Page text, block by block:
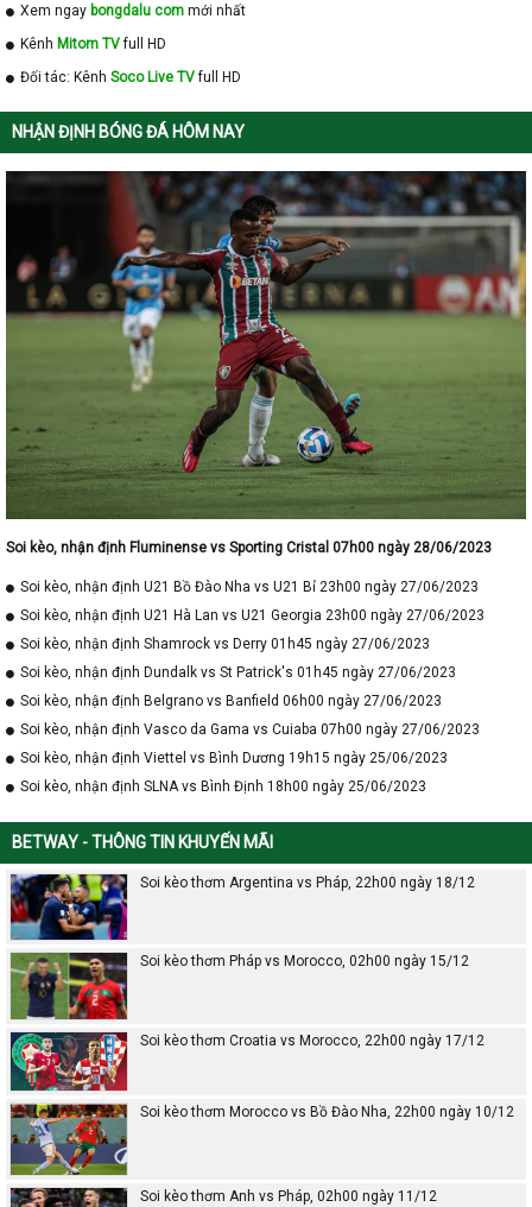
Xem ngay bongdalu com mới nhất
Kênh Mitom TVfull HD
Đối tác: Kênh Soco Live TVfull HD
NHẬN ĐỊNH BÓNG ĐÁ HÔM NAY
Soi kèo, nhận định Fluminense vs Sporting Cristal 07h00 ngày 28/06/2023
Soi kèo, nhận định U21 Bồ Đào Nha vs U21 Bỉ 23h00 ngày 27/06/2023
Soi kèo, nhận định U21 Hà Lan vs U21 Georgia 23h00 ngày 27/06/2023
Soi kèo, nhận định Shamrock vs Derry 01h45 ngày 27/06/2023
Soi kèo, nhận định Dundalk vs St Patrick's 01h45 ngày 27/06/2023
Soi kèo, nhận định Belgrano vs Banfield 06h00 ngày 27/06/2023
Soi kèo, nhận định Vasco da Gama vs Cuiaba 07h00 ngày 27/06/2023
Soi kèo, nhận định Viettel vs Bình Dương 19h15 ngày 25/06/2023
Soi kèo, nhận định SLNA vs Bình Định 18h00 ngày 25/06/2023
BETWAY - THÔNG TIN KHUYẾN MÃI
Soi kèo thơm Argentina vs Pháp, 22h00 ngày 18/12
Soi kèo thơm Pháp vs Morocco, 02h00 ngày 15/12
Soi kèo thơm Croatia vs Morocco, 22h00 ngày 17/12
Soi kèo thơm Morocco vs Bồ Đào Nha, 22h00 ngày 10/12
Soi kèo thơm Anh vs Pháp, 02h00 ngày 11/12